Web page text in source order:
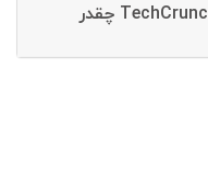
هزینه استفاده از ابزار TechCrunch Summary چقدر